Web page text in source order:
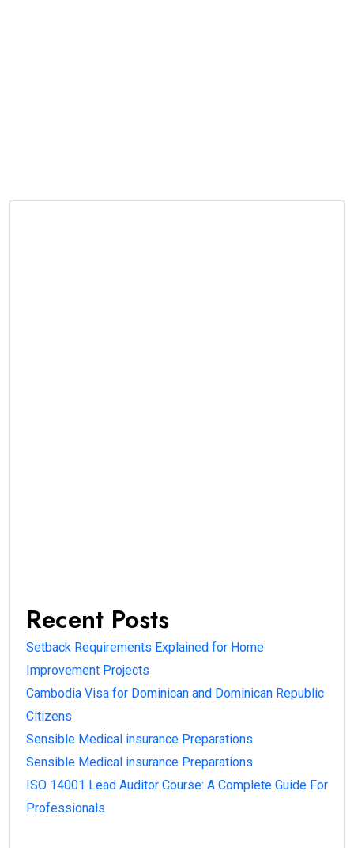
Recent Posts
Setback Requirements Explained for Home
Improvement Projects
Cambodia Visa for Dominican and Dominican Republic
Citizens
Sensible Medical insurance Preparations
Sensible Medical insurance Preparations
ISO 14001 Lead Auditor Course: A Complete Guide For
Professionals